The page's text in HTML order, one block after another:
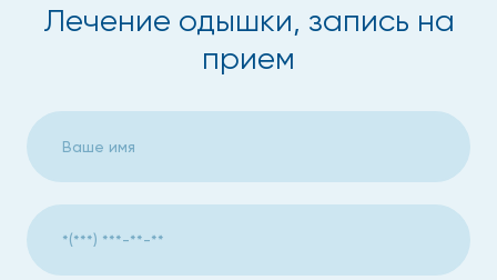
Причины одышки
Среди наиболее распространённых причин появления
одышки специалисты выделяют следующие:
проблемы в работе сердечнососудистой
системы;
Лечение одышки, запись на
прием